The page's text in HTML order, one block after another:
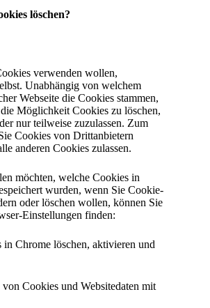
löschen?
verwenden wollen,
Unabhängig von welchem
Webseite die Cookies stammen,
Möglichkeit Cookies zu löschen,
nur teilweise zuzulassen. Zum
Cookies von Drittanbietern
anderen Cookies zulassen.
möchten, welche Cookies in
wurden, wenn Sie Cookie-
oder löschen wollen, können Sie
Einstellungen finden:
in Chrome löschen, aktivieren und
Cookies und Websitedaten mit